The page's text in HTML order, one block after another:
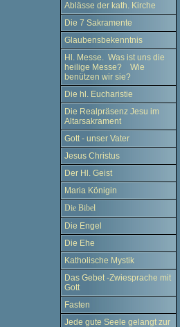
Ablässe der kath. Kirche
Die 7 Sakramente
Glaubensbekenntnis
Hl. Messe. Was ist uns die
heilige Messe? Wie
benützen wir sie?
Die hl. Eucharistie
Die Realpräsenz Jesu im
Altarsakrament
Gott - unser Vater
Jesus Christus
Der Hl. Geist
Maria Königin
Die Bibel
Die Engel
Die Ehe
Katholische Mystik
Das Gebet -Zwiesprache mit
Gott
Fasten
Jede gute Seele gelangt zur